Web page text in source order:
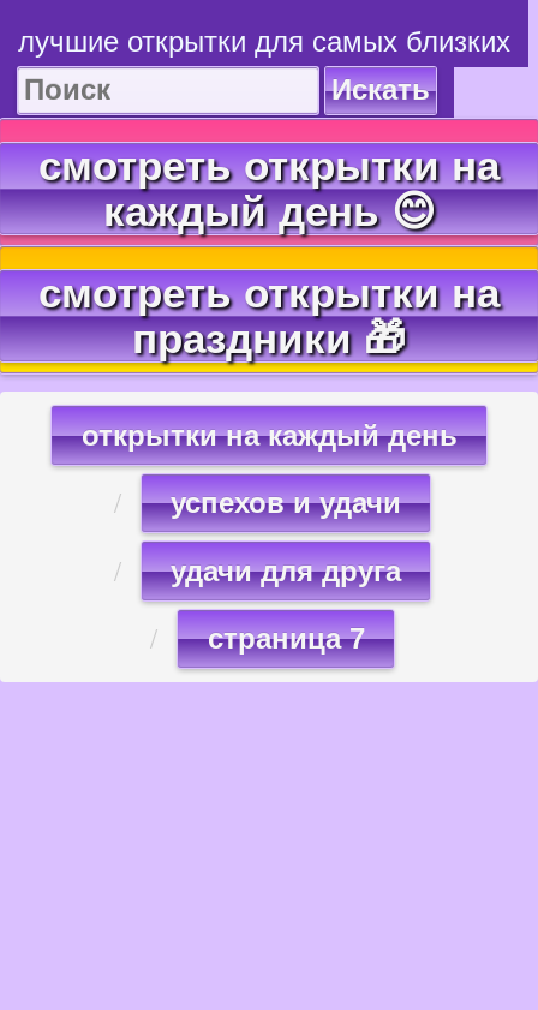
лучшие открытки для самых близких
Искать
смотреть открытки на
каждый день 😊
смотреть открытки на
праздники 🎁
открытки на каждый день
успехов и удачи
удачи для друга
страница 7